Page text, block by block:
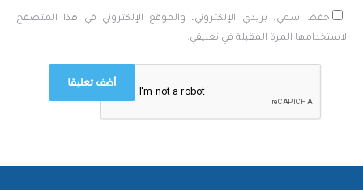
احفظ اسمي، بريدي الإلكتروني، والموقع الإلكتروني في هذا المتصفح
لاستخدامها المرة المقبلة في تعليقي.
أضف تعليقا